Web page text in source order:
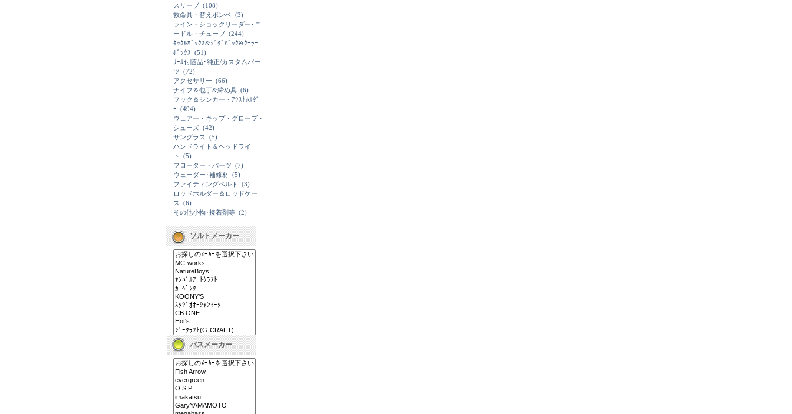
スリーブ (108)
救命具・替えボンベ (3)
ライン・ショックリーダー･ニ
ードル・チューブ (244)
ﾀｯｸﾙﾎﾞｯｸｽ&ｼﾞｸﾞﾊﾞｯｸ&ｸｰﾗｰ
ﾎﾞｯｸｽ (51)
ﾘｰﾙ付随品･純正/カスタムパー
ツ (72)
アクセサリー (66)
ナイフ＆包丁&締め具 (6)
フック＆シンカー・ｱｼｽﾄﾎﾙﾀﾞ
ｰ (494)
ウェアー・キップ・グローブ・
シューズ (42)
サングラス
(5)
ハンドライト＆ヘッドライ
ト
(5)
フローター・パーツ (7)
ウェーダー･補修材 (5)
ファイティングベルト
(3)
ロッドホルダー＆ロッドケー
ス
(6)
その他小物･接着剤等 (2)
ソルトメーカー
バスメーカー